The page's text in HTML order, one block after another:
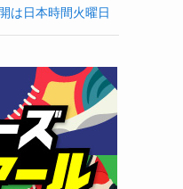
は日本時間火曜日